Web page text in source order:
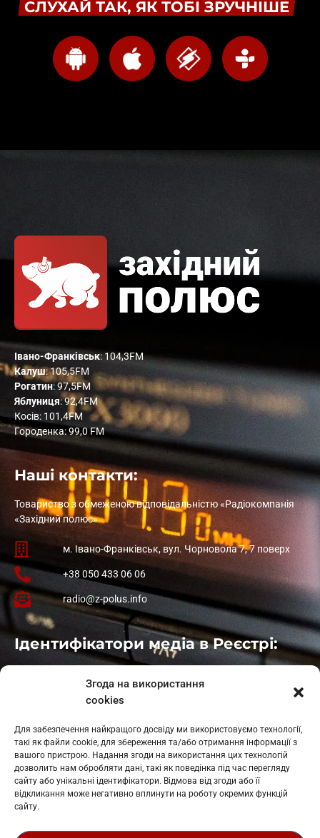
Згода на використання
cookies
Для забезпечення найкращого досвіду ми використовуємо технології,
такі як файли cookie, для збереження та/або отримання інформації з
вашого пристрою. Надання згоди на використання цих технологій
дозволить нам обробляти дані, такі як поведінка під час перегляду
сайту або унікальні ідентифікатори. Відмова від згоди або її
відкликання може негативно вплинути на роботу окремих функцій
сайту.
СЛУХАЙ ТАК, ЯК ТОБІ ЗРУЧНІШЕ
Івано-Франківськ: 104,3FM
Калуш: 105,5FM
Рогатин: 97,5FM
Яблуниця: 92,4FM
Косів: 101,4FM
Городенка: 99,0 FM
Наші контакти:
Товариство з обмеженою відповідальністю «Радіокомпанія
«Західний полюс»
м. Івано-Франківськ, вул. Чорновола 7, 7 поверх
+38 050 433 06 06
radio@z-polus.info
Ідентифікатори медіа в Реєстрі:
: L11-01410
: L11-01801
Косів: L11-01805
Гарасимів: L11-02274